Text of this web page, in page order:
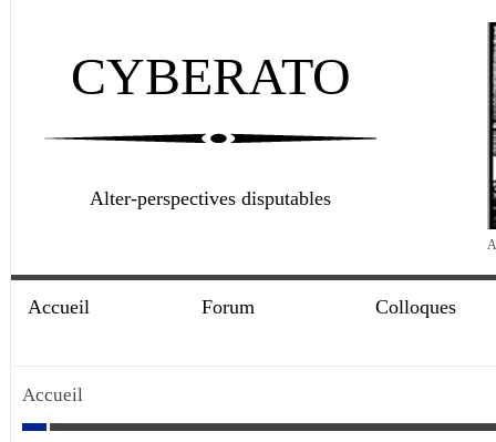
CYBERATO
Alter-perspectives disputables
Accueil Forum Colloques
Accueil